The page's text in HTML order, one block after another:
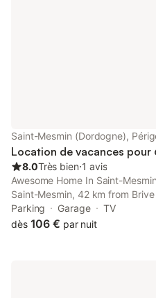
Saint-Mesmin (Dordogne),
Location de vacances pour
8.0Très bien⋅1 avis
Awesome Home In Saint-
Saint-Mesmin, 42 km from
Brive Exhibition Centre, and 42
Parking Garage
TV
dès 106 € par nuit